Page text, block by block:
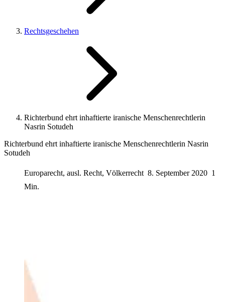
Rechtsgeschehen
Richterbund ehrt inhaftierte iranische Menschenrechtlerin
Nasrin Sotudeh
Richterbund ehrt inhaftierte iranische Menschenrechtlerin Nasrin
Sotudeh
Europarecht, ausl. Recht, Völkerrecht 8. September 2020 1
Min.